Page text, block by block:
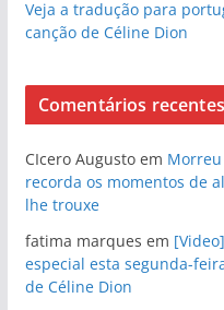
Veja a tradução para
canção de Céline Dion
Comentários recentes
CIcero Augustoem Morreu
recorda os momentos de
lhe trouxe
fatima marques em
especial esta segunda-
de Céline Dion